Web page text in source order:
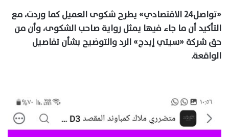
«تواصل٢٤ الاقتصادي» يطرح شكوى العميل كما وردت، مع
التأكيد أن ما جاء فيها يمثل رواية صاحب الشكوى، وأن من
حق شركة «سيتي إيدج» الرد والتوضيح بشأن تفاصيل
الواقعة.